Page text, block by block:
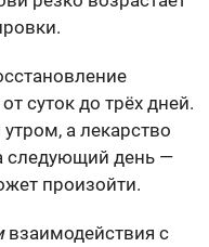
суток до трёх дней.
а лекарство
следующий день —
произойти.
взаимодействия с